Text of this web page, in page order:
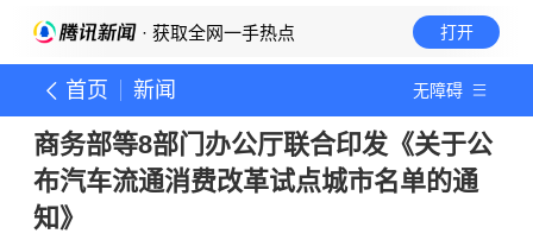
· 获取全网一手热点 打开
首页 新闻 无障碍
商务部等8部门办公厅联合印发《关于公
布汽车流通消费改革试点城市名单的通
知》